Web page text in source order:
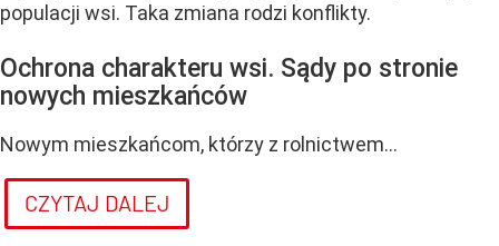
populacji wsi. Taka zmiana rodzi konflikty.
Ochrona charakteru wsi. Sądy po stronie
nowych mieszkańców
Nowym mieszkańcom, którzy z rolnictwem...
CZYTAJ DALEJ